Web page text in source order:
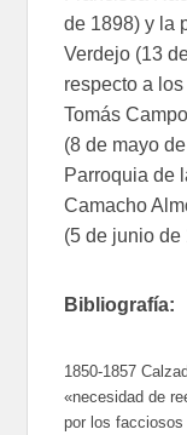
de 1898) y la
Verdejo (13
respecto a
Tomás
(8 de mayo
Parroquia de
Camacho
(5 de junio de
Bibliografía:
1850-1857
«necesidad de
por los